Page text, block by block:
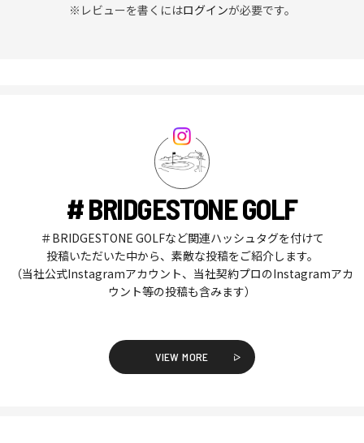
※レビューを書くにはログインが必要です。
# BRIDGESTONE GOLF
＃BRIDGESTONE GOLFなど関連ハッシュタグを付けて
投稿いただいた中から、素敵な投稿をご紹介します。
（当社公式Instagramアカウント、当社契約プロのInstagramアカ
ウント等の投稿も含みます）
VIEW MORE